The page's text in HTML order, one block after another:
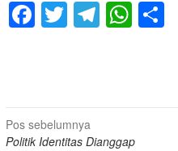
Facebook
Twitter
Navigasi
Pos sebelumnya
Politik Identitas Dianggap